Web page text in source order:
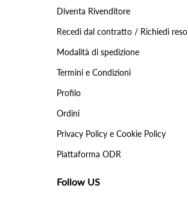
Diventa Rivenditore
Recedi dal contratto / Richiedi reso
Modalità di spedizione
Termini e Condizioni
Profilo
Ordini
Privacy Policy e Cookie Policy
Piattaforma ODR
Follow US